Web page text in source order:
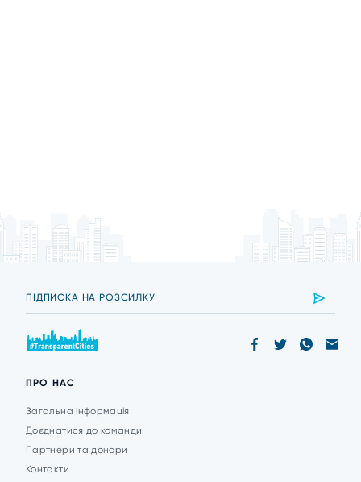
ПРО НАС
Загальна інформація
Доєднатися до команди
Партнери та донори
Контакти